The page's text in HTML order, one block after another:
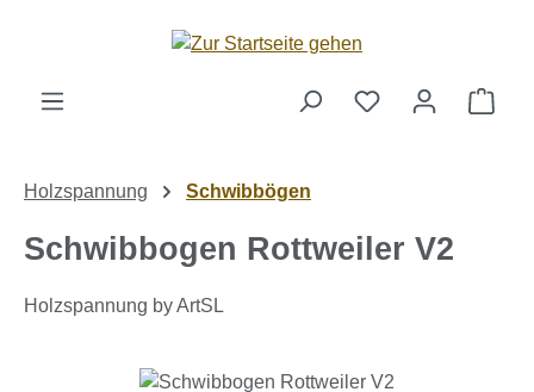
Zum Hauptinhalt springen
Holzspannung Schwibbögen
Schwibbogen Rottweiler V2
Holzspannung by ArtSL
Bildergalerie überspringen